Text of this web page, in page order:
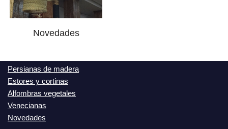
Novedades
Persianas de madera
Estores y cortinas
Alfombras vegetales
Venecianas
Novedades